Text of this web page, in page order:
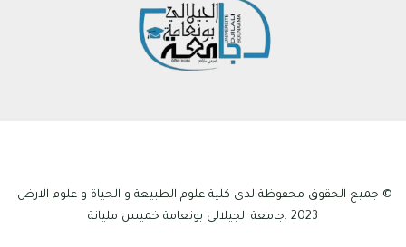
© جميع الحقوق محفوظة لدى كلية علوم الطبيعة و الحياة و علوم الارض
2023 .جامعة الجيلالي بونعامة خميس مليانة